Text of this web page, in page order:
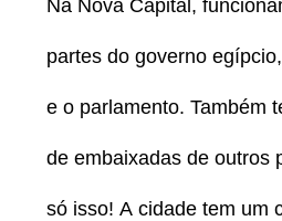
Na Nova Capital,
partes do governo
e o parlamento. Também
de embaixadas de outros
só isso! A cidade tem um